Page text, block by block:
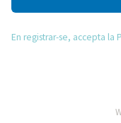
En registrar-se, accepta la